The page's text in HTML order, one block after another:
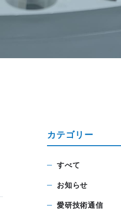
カテゴリー
すべて
お知らせ
愛研技術通信